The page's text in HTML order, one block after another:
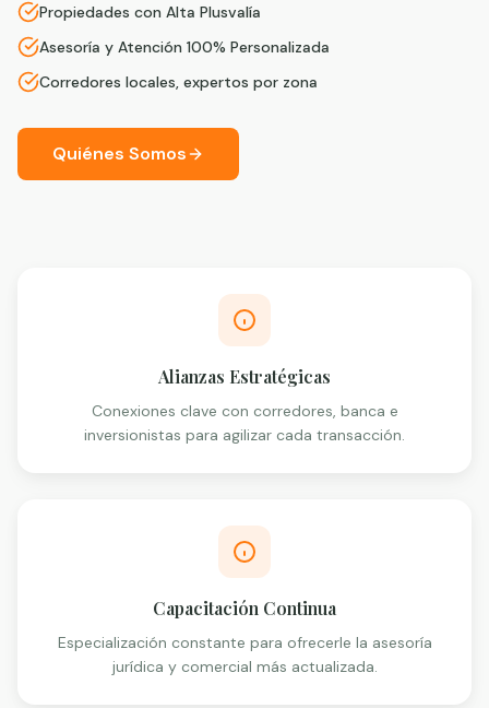
Propiedades con Alta Plusvalía
Asesoría y Atención 100% Personalizada
Corredores locales, expertos por zona
Quiénes Somos
Alianzas Estratégicas
Conexiones clave con corredores, banca e
inversionistas para agilizar cada transacción.
Capacitación Continua
Especialización constante para ofrecerle la asesoría
jurídica y comercial más actualizada.